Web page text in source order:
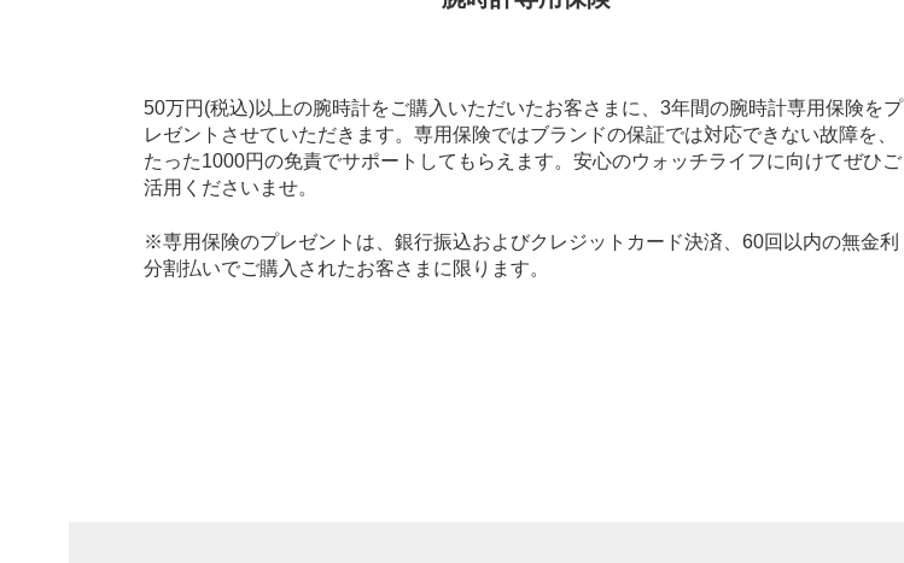
50万円(税込)以上の腕時計をご購入いただいたお客さまに、3年間の腕時計専用保険をプ
レゼントさせていただきます。専用保険ではブランドの保証では対応できない故障を、
たった1000円の免責でサポートしてもらえます。安心のウォッチライフに向けてぜひご
活用くださいませ。
※専用保険のプレゼントは、銀行振込およびクレジットカード決済、60回以内の無金利
分割払いでご購入されたお客さまに限ります。